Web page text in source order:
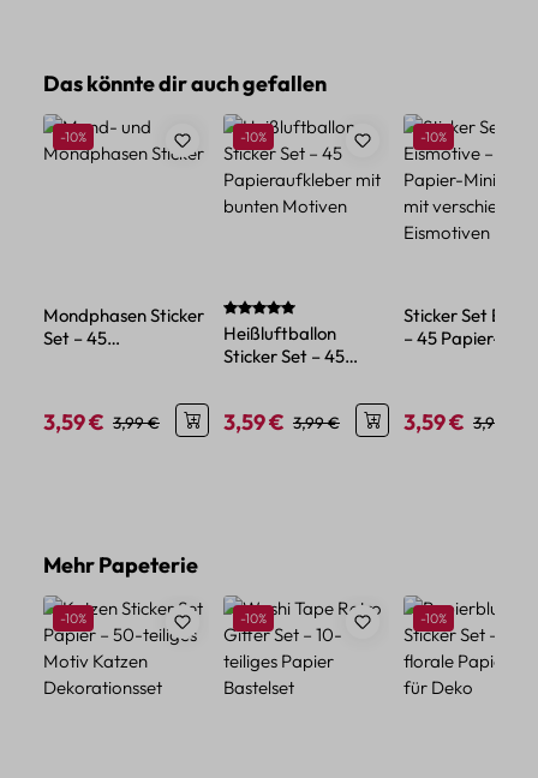
Produktgalerie überspringen
Das könnte dir auch gefallen
Rabatt
-10%
Mondphasen Sticker
Set – 45
Mond und Sterne
Verkaufspreis:
3,59 € Regulärer Preis:
3,99 €
Rabatt
-10%
Durchschnittliche Bewertung von 5 von
Heißluftballon
Sticker Set – 45
Verkaufspreis:
3,59 € Regulärer Preis:
3,99 €
Rabatt
-10%
Sticker Set
– 45 Papier-
Verkaufspreis:
3,59 € 3,99 €
Produktgalerie überspringen
Mehr Papeterie
Rabatt
-10% Rabatt
-10% Rabatt
-10%